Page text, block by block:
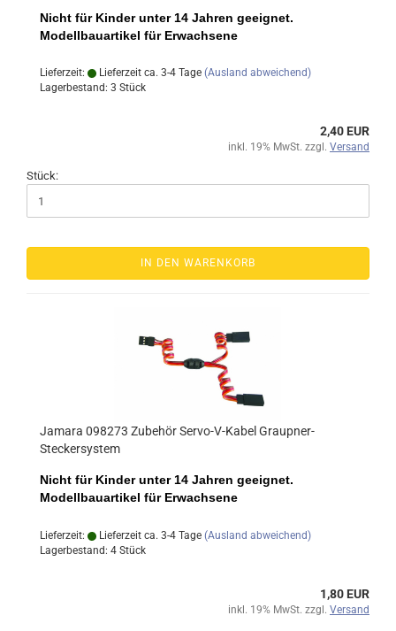
Nicht für Kinder unter 14 Jahren geeignet.
Modellbauartikel für Erwachsene
Lieferzeit: Lieferzeit ca. 3-4 Tage (Ausland abweichend)
Lagerbestand: 3 Stück
2,40 EUR
inkl. 19% MwSt. zzgl. Versand
Stück:
IN DEN WARENKORB
Jamara 098273 Zubehör Servo-V-Kabel Graupner-
Steckersystem
Nicht für Kinder unter 14 Jahren geeignet.
Modellbauartikel für Erwachsene
Lieferzeit: Lieferzeit ca. 3-4 Tage (Ausland abweichend)
Lagerbestand: 4 Stück
1,80 EUR
inkl. 19% MwSt. zzgl. Versand